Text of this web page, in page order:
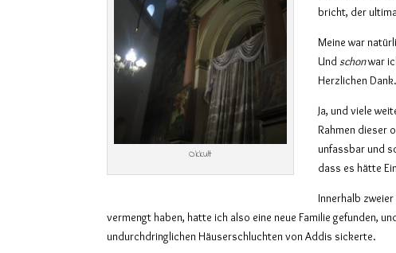
Okkult
bricht, der
Meine war
Und schonwar
Herzlichen Dank.
Ja, und viele
Rahmen dieser
unfassbar und
dass es hätte
Innerhalb
vermengt haben, hatte ich also eine neue Familie gefunden,
undurchdringlichen Häuserschluchten von Addis sickerte.